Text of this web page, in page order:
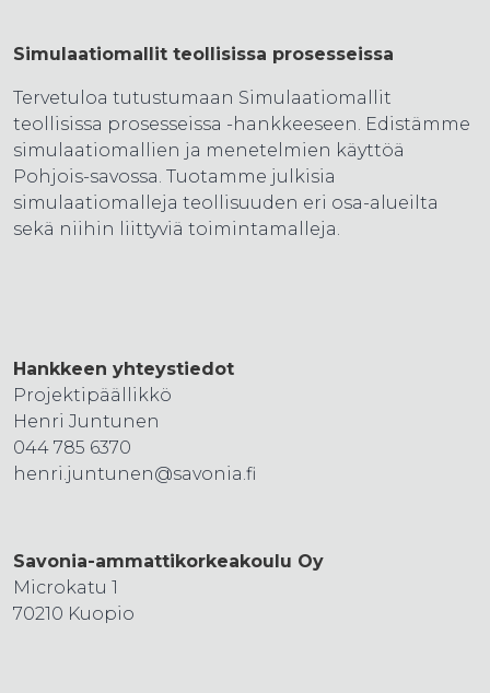
Simulaatiomallit teollisissa prosesseissa
Tervetuloa tutustumaan Simulaatiomallit
teollisissa prosesseissa -hankkeeseen. Edistämme
simulaatiomallien ja menetelmien käyttöä
Pohjois-savossa. Tuotamme julkisia
simulaatiomalleja teollisuuden eri osa-alueilta
sekä niihin liittyviä toimintamalleja.
Hankkeen yhteystiedot
Projektipäällikkö
Henri Juntunen
044 785 6370
henri.juntunen@savonia.fi
Savonia-ammattikorkeakoulu Oy
Microkatu 1
70210 Kuopio